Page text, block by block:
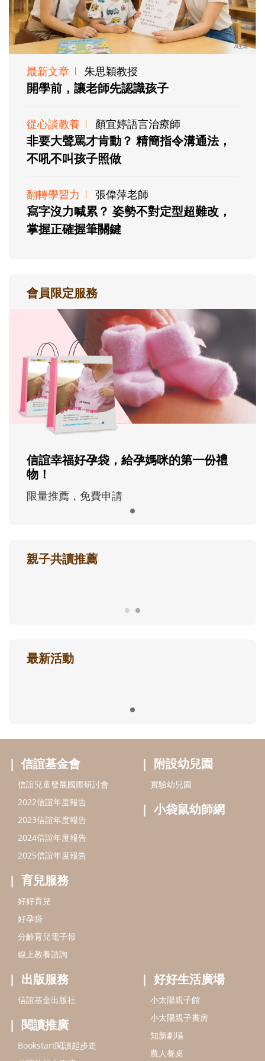
最新文章 朱思穎教授
開學前，讓老師先認識孩子
從心談教養 顏宜婷語言治療師
非要大聲罵才肯動？ 精簡指令溝通法，
不吼不叫孩子照做
翻轉學習力 張偉萍老師
寫字沒力喊累？ 姿勢不對定型超難改，
掌握正確握筆關鍵
會員限定服務
信誼幸福好孕袋，給孕媽咪的第一份禮
物！
限量推薦，免費申請
親子共讀推薦
最新活動